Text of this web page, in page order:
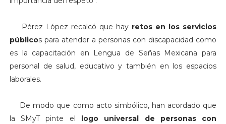
Pérez López recalcó que hay retos en los servicios
públicos para atender a personas con discapacidad como
es la capacitación en Lengua de Señas Mexicana para
personal de salud, educativo y también en los espacios
laborales.
De modo que como acto simbólico, han acordado que
la SMyT pinte el
logo universal de personas
con